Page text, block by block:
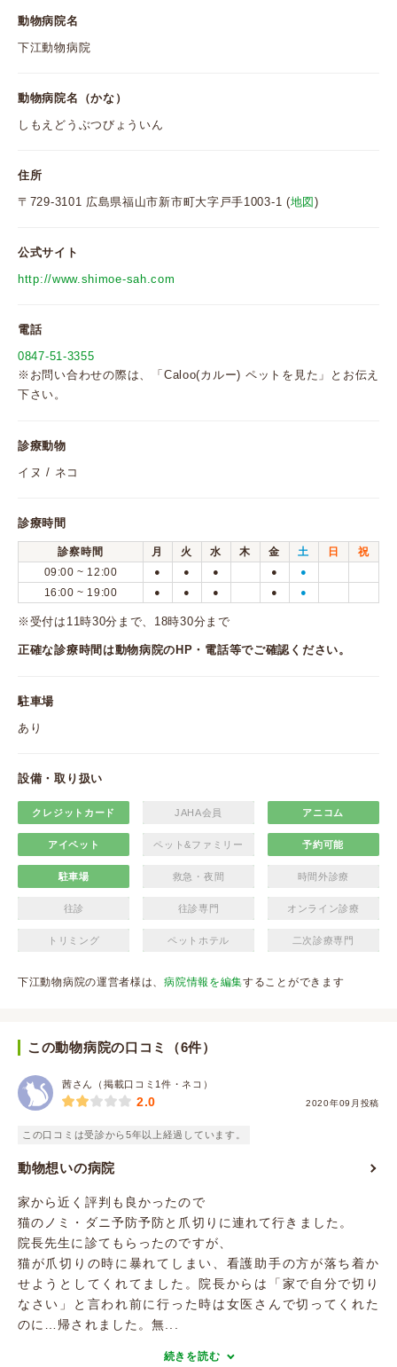
動物病院名
下江動物病院
動物病院名（かな）
しもえどうぶつびょういん
住所
〒729-3101 広島県福山市新市町大字戸手1003-1 (地図)
公式サイト
http://www.shimoe-sah.com
電話
0847-51-3355
※お問い合わせの際は、「Caloo(カルー) ペットを見た」とお伝え
下さい。
診療動物
イヌ / ネコ
診療時間
診察時間 月 火 水 木 金 土 日
祝
09:00 ~ 12:00
● ● ● ● ●
16:00 ~ 19:00 ● ● ● ● ●
※受付は11時30分まで、18時30分まで
正確な診療時間は動物病院のHP・電話等でご確認ください。
駐車場
あり
設備・取り扱い
クレジットカード JAHA会員 アニコム
アイペット ペット&ファミリー 予約可能
駐車場 救急・夜間 時間外診療
往診 往診専門 オンライン診療
トリミング ペットホテル 二次診療専門
下江動物病院の運営者様は、病院情報を編集することができます
この動物病院の口コミ（6件）
茜さん（掲載口コミ1件・ネコ）
2020年09月投稿
2.0
この口コミは受診から5年以上経過しています。
動物想いの病院
家から近く評判も良かったので
猫のノミ・ダニ予防予防と爪切りに連れて行きました。
院長先生に診てもらったのですが、
猫が爪切りの時に暴れてしまい、看護助手の方が落ち着か
せようとしてくれてました。院長からは「家で自分で切り
なさい」と言われ前に行った時は女医さんで切ってくれた
のに…帰されました。無...
続きを読む